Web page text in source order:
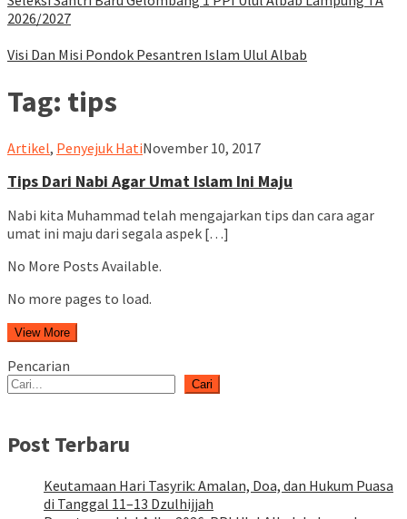
2026/2027
Visi Dan Misi Pondok Pesantren Islam Ulul Albab
Tag: tips
Artikel, Penyejuk Hatiululalbablampung
November 10, 2017
Tips Dari Nabi Agar Umat Islam Ini Maju
Nabi kita Muhammad telah mengajarkan tips dan cara agar
umat ini maju dari segala aspek […]
No More Posts Available.
No more pages to load.
View More
Pencarian
Cari
Post Terbaru
Keutamaan Hari Tasyrik: Amalan, Doa, dan Hukum Puasa
di Tanggal 11–13 Dzulhijjah